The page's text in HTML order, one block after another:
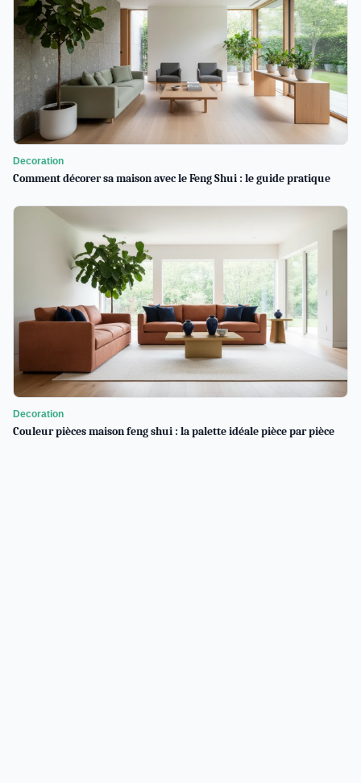
Decoration
Comment décorer sa maison avec le Feng Shui : le guide pratique
Decoration
Couleur pièces maison feng shui : la palette idéale pièce par pièce